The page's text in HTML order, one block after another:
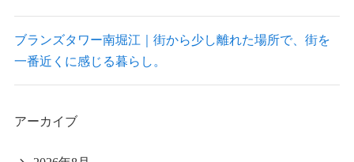
ブランズタワー南堀江｜街から少し離れた場所で、街を
一番近くに感じる暮らし。
アーカイブ